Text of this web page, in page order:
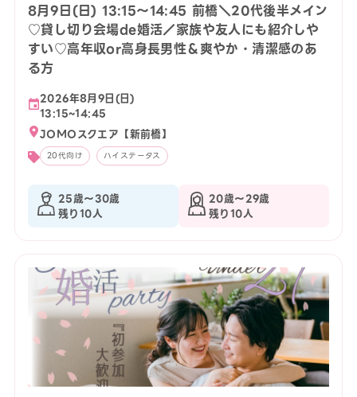
8月9日(日) 13:15〜14:45 前橋＼20代後半メイン
♡貸し切り会場de婚活／家族や友人にも紹介しや
すい♡高年収or高身長男性＆爽やか・清潔感のあ
る方
2026年8月9日(日)
13:15~14:45
JOMOスクエア【新前橋】
20代向け ハイステータス
25歳〜30歳
残り10人
20歳〜29歳
残り10人